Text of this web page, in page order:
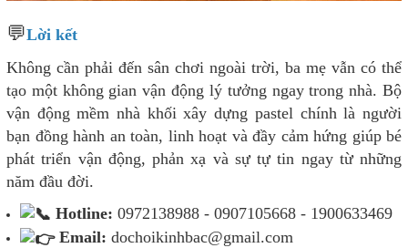
💬Lời kết
Không cần phải đến sân chơi ngoài trời, ba mẹ vẫn có thể
tạo một không gian vận động lý tưởng ngay trong nhà. Bộ
vận động mềm nhà khối xây dựng pastel chính là người
bạn đồng hành an toàn, linh hoạt và đầy cảm hứng giúp bé
phát triển vận động, phản xạ và sự tự tin ngay từ những
năm đầu đời.
Hotline: 0972138988 - 0907105668 - 1900633469
Email: dochoikinhbac@gmail.com